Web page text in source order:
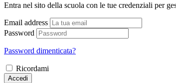
Entra nel sito della scuola con le tue credenziali per
Email address
Password
Password dimenticata?
Ricordami
Accedi